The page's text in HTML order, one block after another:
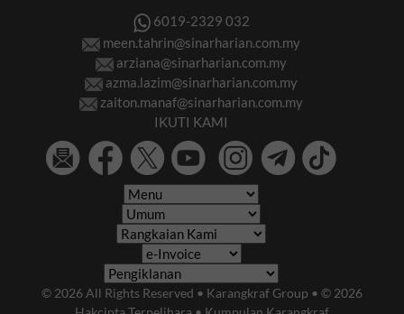
6019-2329 032
meen.tahrin@sinarharian.com.my
arziana@sinarharian.com.my
azma.lazim@sinarharian.com.my
zaiton.manaf@sinarharian.com.my
IKUTI KAMI
© 2026 All Rights Reserved • Karangkraf Group • © 2026